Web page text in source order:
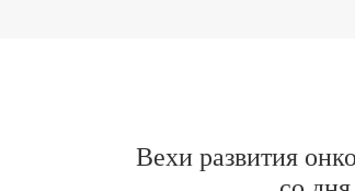
Вехи развития